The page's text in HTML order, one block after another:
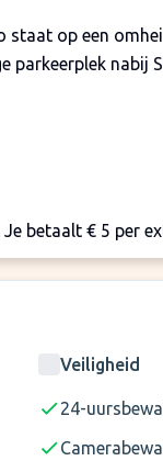
staat op een
parkeerplek nabij
betaalt € 5 per
Veiligheid
24-